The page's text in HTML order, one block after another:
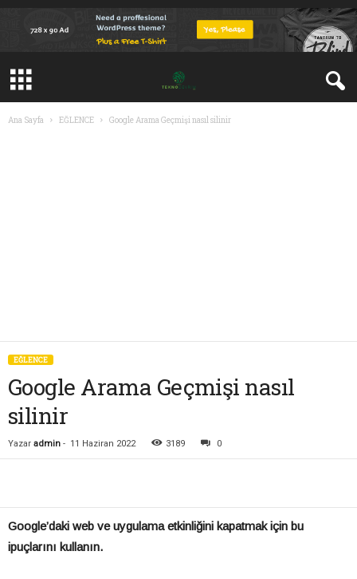
Ana Sayfa EĞLENCE Google Arama Geçmişi nasıl silinir
EĞLENCE
Google Arama Geçmişi nasıl
silinir
Yazar admin - 11 Haziran 2022 3189 0
Google’daki web ve uygulama etkinliğini kapatmak için bu
ipuçlarını kullanın.